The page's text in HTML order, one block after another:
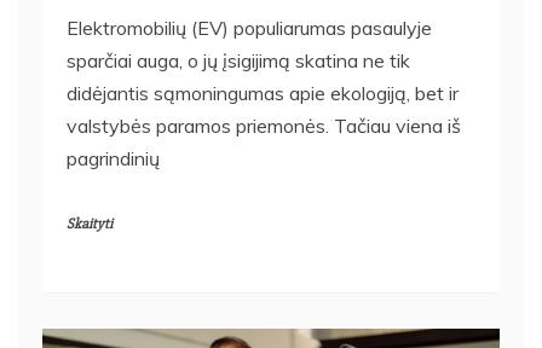
Elektromobilių (EV) populiarumas pasaulyje
sparčiai auga, o jų įsigijimą skatina ne tik
didėjantis sąmoningumas apie ekologiją, bet ir
valstybės paramos priemonės. Tačiau viena iš
pagrindinių
Skaityti